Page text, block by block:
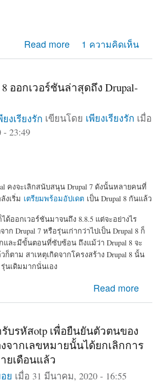
Read more
1 ความคิดเห็น
ออกเวอร์ชันล่าสุดถึง Drupal-
เขียนโดย เพียงเรียงรัก เมื่อ
23:49
คงจะเลิกสนับสนุน Drupal 7 ดังนั้นหลายคนที่
งเริ่ม เตรียมพร้อมอัปเดต เป็น Drupal 8 กันแล้ว
ด้ออกเวอร์ชันมาจนถึง 8.8.5 แต่จะอย่างไร
ก Drupal 7 หรือรุ่นเก่ากว่าไปเป็น Drupal 8 ก็
และมีขั้นตอนที่ซับซ้อน ถึงแม้ว่า Drupal 8 จะ
ตาม สาเหตุเกิดจากโครงสร้าง Drupal 8 นั้น
นเดิมมากนั่นเอง
Read more
8 ออกเวอร์ชันล่าสุดถึง Drupal-8.8.5
แล้ว
บรหัสotp เพื่อยืนยันตัวตนของ
จากเลขหมายนั้นได้ยกเลิกการ
ยเดือนแล้ว
ย เมื่อ 31 มีนาคม, 2020 - 16:55